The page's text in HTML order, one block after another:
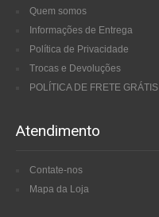
Quem somos
Informações de Entrega
Política de Privacidade
Trocas e Devoluções
POLÍTICA DE FRETE GRÁTIS
Atendimento
Contate-nos
Mapa da Loja